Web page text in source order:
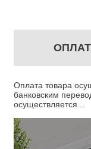
Оплата товара
банковским
осуществляется...